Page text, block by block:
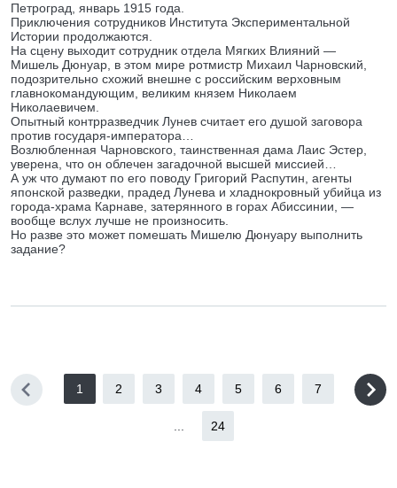
Петроград, январь 1915 года.
Приключения сотрудников Института Экспериментальной
Истории продолжаются.
На сцену выходит сотрудник отдела Мягких Влияний —
Мишель Дюнуар, в этом мире ротмистр Михаил Чарновский,
подозрительно схожий внешне с российским верховным
главнокомандующим, великим князем Николаем
Николаевичем.
Опытный контрразведчик Лунев считает его душой заговора
против государя-императора…
Возлюбленная Чарновского, таинственная дама Лаис Эстер,
уверена, что он облечен загадочной высшей миссией…
А уж что думают по его поводу Григорий Распутин, агенты
японской разведки, прадед Лунева и хладнокровный убийца из
города-храма Карнаве, затерянного в горах Абиссинии, —
вообще вслух лучше не произносить.
Но разве это может помешать Мишелю Дюнуару выполнить
задание?
1 2 3 4 5 6 7
24